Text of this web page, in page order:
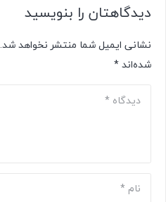
دیدگاهتان را بنویسید
نشانی ایمیل شما منتشر نخواهد شد.
شده‌اند*